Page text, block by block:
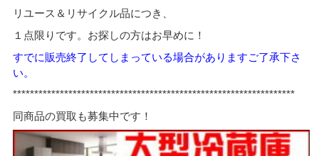
リユース＆リサイクル品につき、
１点限りです。お探しの方はお早めに！
すでに販売終了してし まっている場合がありますご了承下さ
い。
******************************************************************
同商品の買取も募集中です！